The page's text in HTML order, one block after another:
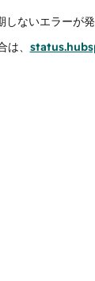
ないエラーが
、